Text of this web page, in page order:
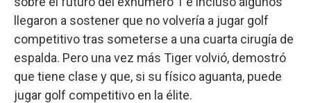
llegaron a sostener que no volvería a jugar golf
competitivo tras someterse a una cuarta cirugía de
espalda. Pero una vez más Tiger volvió, demostró
que tiene clase y que, si su físico aguanta, puede
jugar golf competitivo en la élite.